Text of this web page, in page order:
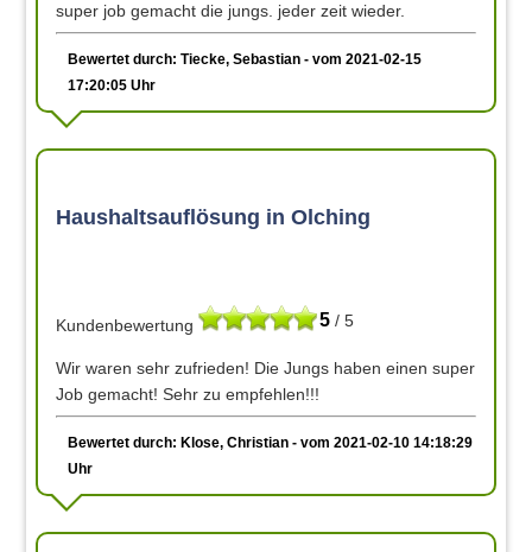
super job gemacht die jungs. jeder zeit wieder.
Bewertet durch: Tiecke, Sebastian - vom 2021-02-15
17:20:05 Uhr
Haushaltsauflösung in Olching
5 / 5
Kundenbewertung
Wir waren sehr zufrieden! Die Jungs haben einen super
Job gemacht! Sehr zu empfehlen!!!
Bewertet durch: Klose, Christian - vom 2021-02-10 14:18:29
Uhr